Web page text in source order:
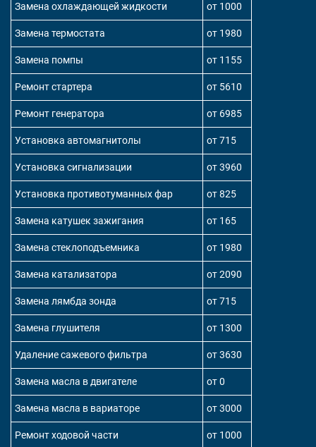
Замена охлаждающей жидкости от 1000
Замена термостата от 1980
Замена помпы от 1155
Ремонт стартера от 5610
Ремонт генератора от 6985
Установка автомагнитолы от 715
Установка сигнализации от 3960
Установка противотуманных фар от 825
Замена катушек зажигания от 165
Замена стеклоподъемника от 1980
Замена катализатора от 2090
Замена лямбда зонда от 715
Замена глушителя от 1300
Удаление сажевого фильтра от 3630
Замена масла в двигателе от 0
Замена масла в вариаторе от 3000
Ремонт ходовой части от 1000